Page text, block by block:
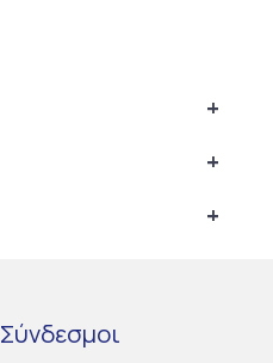
+
+
+
Σύνδεσμοι